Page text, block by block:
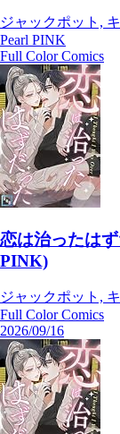
ジャックポット,
Pearl PINK
Full Color Comics
恋は治ったは
PINK)
ジャックポット,
Full Color Comics
2026/09/16